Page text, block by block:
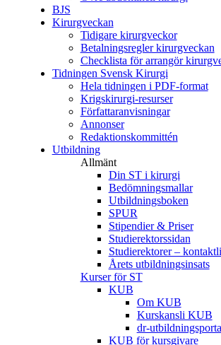
BJS
Kirurgveckan
Tidigare kirurgveckor
Betalningsregler kirurgveckan
Checklista för arrangör
Tidningen Svensk Kirurgi
Hela tidningen i PDF-format
Krigskirurgi-resurser
Författaranvisningar
Annonser
Redaktionskommittén
Utbildning
Allmänt
Din ST i kirurgi
Bedömningsmallar
Utbildningsboken
SPUR
Stipendier & Priser
Studierektorssidan
Studierektorer –
Årets utbildningsinsats
Kurser för ST
KUB
Om KUB
Kurskansli KUB
dr-
KUB för kursgivare